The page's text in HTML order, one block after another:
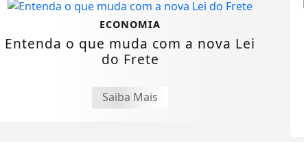
ECONOMIA
Entenda o que muda com a nova Lei
do Frete
Saiba Mais